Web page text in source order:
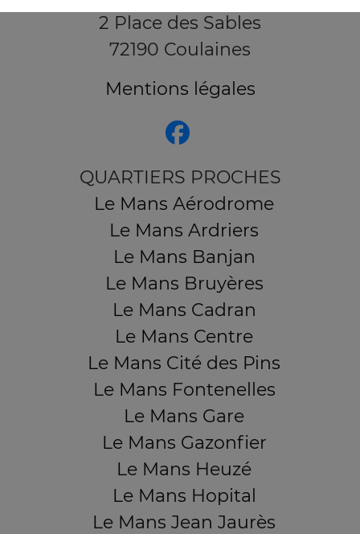
2 Place des Sables
72190 Coulaines
Mentions légales
QUARTIERS PROCHES
Le Mans Aérodrome
Le Mans Ardriers
Le Mans Banjan
Le Mans Bruyères
Le Mans Cadran
Le Mans Centre
Le Mans Cité des Pins
Le Mans Fontenelles
Le Mans Gare
Le Mans Gazonfier
Le Mans Heuzé
Le Mans Hopital
Le Mans Jean Jaurès